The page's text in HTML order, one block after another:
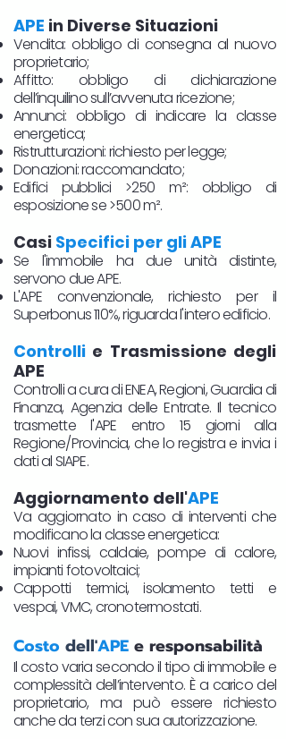
APE in Diverse Situazioni
Vendita: obbligo di consegna al nuovo
proprietario;
Affitto: obbligo di dichiarazione
dell’inquilino sull’avvenuta ricezione;
Annunci: obbligo di indicare la classe
energetica;
Ristrutturazioni: richiesto per legge;
Donazioni: raccomandato;
Edifici pubblici >250 m²: obbligo di
esposizione se >500 m².
Casi Specifici per gli APE
Se l'immobile ha due unità distinte,
servono due APE.
L'APE convenzionale, richiesto per il
Superbonus 110%, riguarda l'intero edificio.
Controlli e Trasmissione degli
APE
Controlli a cura di ENEA, Regioni, Guardia di
Finanza, Agenzia delle Entrate. Il tecnico
trasmette l'APE entro 15 giorni alla
Regione/Provincia, che lo registra e invia i
dati al SIAPE.
Aggiornamento dell'APE
Va aggiornato in caso di interventi che
modificano la classe energetica:
Nuovi infissi, caldaie, pompe di calore,
impianti fotovoltaici;
Cappotti termici, isolamento tetti e
vespai, VMC, cronotermostati.​
Costo dell'APE e responsabilità
Il costo varia secondo il tipo di immobile e
complessità dell’intervento. È a carico del
proprietario, ma può essere richiesto
anche da terzi con sua autorizzazione.